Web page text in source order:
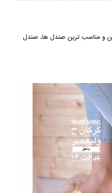
و مناسب ترین صندل ها، صندل